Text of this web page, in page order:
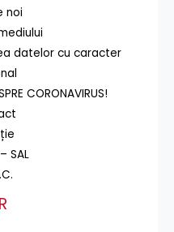
noi
datelor cu caracter
CORONAVIRUS!
SAL